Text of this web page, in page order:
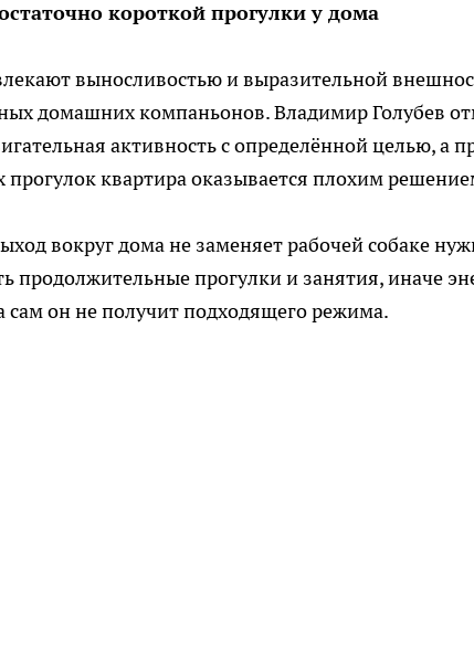
короткой прогулки у дома
выносливостью и выразительной
домашних компаньонов. Владимир Голубев
активность с определённой целью, а
прогулок квартира оказывается плохим
вокруг дома не заменяет рабочей собаке
продолжительные прогулки и занятия, иначе
сам он не получит подходящего режима.